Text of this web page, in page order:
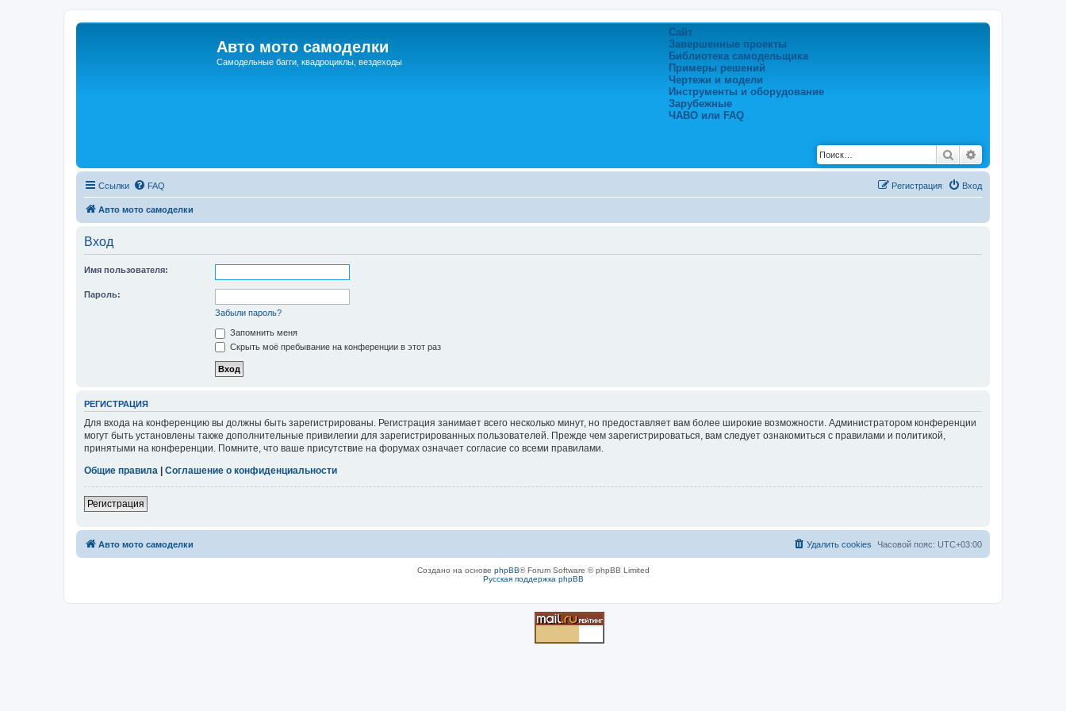
Авто мото самоделки
Самодельные багги, квадроциклы, вездеходы
Сайт
Завершенные проекты
Библиотека самодельщика
Примеры решений
Чертежи и модели
Инструменты и оборудование
Зарубежные
ЧАВО или FAQ
Поиск
Ссылки FAQ Вход
Регистрация
Авто мото самоделки
Вход
Имя пользователя:
Пароль:
Забыли пароль?
Запомнить меня
Скрыть моё пребывание на конференции в этот раз
РЕГИСТРАЦИЯ
Для входа на конференцию вы должны быть зарегистрированы. Регистрация занимает всего несколько минут, но предоставляет вам более широкие возможности. Администратором конференции
могут быть установлены также дополнительные привилегии для зарегистрированных пользователей. Прежде чем зарегистрироваться, вам следует ознакомиться с правилами и политикой,
принятыми на конференции. Помните, что ваше присутствие на форумах означает согласие со всеми правилами.
Общие правила | Соглашение о конфиденциальности
Регистрация
Авто мото самоделки Часовой пояс: UTC+03:00
Удалить cookies
Создано на основе phpBB® Forum Software © phpBB Limited
Русская поддержка phpBB